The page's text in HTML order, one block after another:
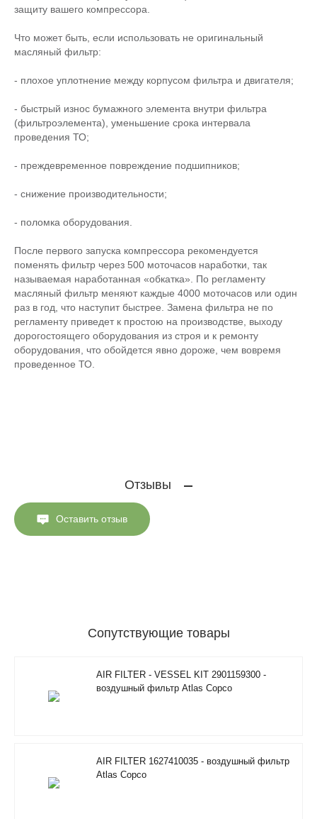
защиту вашего компрессора.
Что может быть, если использовать не оригинальный
масляный фильтр:
- плохое уплотнение между корпусом фильтра и двигателя;
- быстрый износ бумажного элемента внутри фильтра
(фильтроэлемента), уменьшение срока интервала
проведения ТО;
- преждевременное повреждение подшипников;
- снижение производительности;
- поломка оборудования.
После первого запуска компрессора рекомендуется
поменять фильтр через 500 моточасов наработки, так
называемая наработанная «обкатка». По регламенту
масляный фильтр меняют каждые 4000 моточасов или один
раз в год, что наступит быстрее. Замена фильтра не по
регламенту приведет к простою на производстве, выходу
дорогостоящего оборудования из строя и к ремонту
оборудования, что обойдется явно дороже, чем вовремя
проведенное ТО.
Отзывы
Оставить отзыв
Сопутствующие товары
AIR FILTER - VESSEL KIT 2901159300 -
воздушный фильтр Atlas Copco
AIR FILTER 1627410035 - воздушный фильтр
Atlas Copco